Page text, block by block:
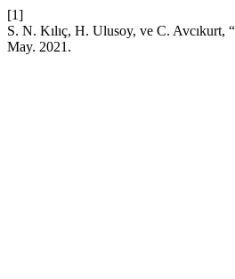
[1]
S. N. Kılıç, H. Ulusoy, ve C.
May. 2021.